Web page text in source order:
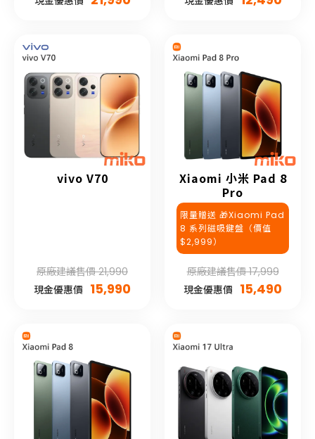
vivo V70
原廠建議售價 21,990
現金優惠價 15,990
Xiaomi 小米 Pad 8
Pro
限量贈送 🎁Xiaomi Pad
8 系列磁吸鍵盤（價值
$2,999）
原廠建議售價 17,999
現金優惠價 15,490